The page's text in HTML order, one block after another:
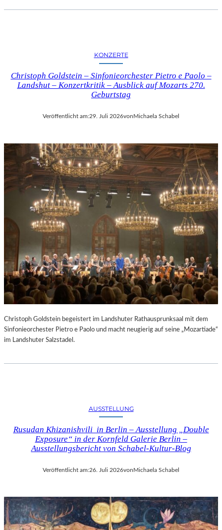
KONZERTE
Christoph Goldstein – Sinfonieorchester Pietro e Paolo –
Landshut – Konzertkritik – Ausblick auf Mozarts 270.
Geburtstag
Veröffentlicht am:29. Juli 2026von Michaela Schabel
Christoph Goldstein begeistert im Landshuter Rathausprunksaal mit dem
Sinfonieorchester Pietro e Paolo und macht neugierig auf seine „Mozartiade“
im Landshuter Salzstadel.
AUSSTELLUNG
Rusudan Khizanishvili in Berlin – Ausstellung „Double
Exposure“ in der Kornfeld Galerie Berlin –
Ausstellungsbericht von Schabel-Kultur-Blog
Veröffentlicht am:26. Juli 2026vonMichaela Schabel